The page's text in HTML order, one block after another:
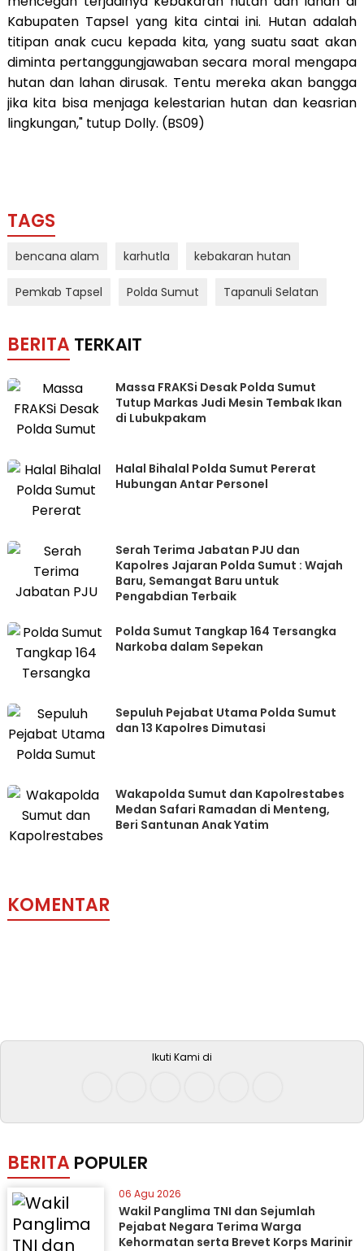
Kabupaten Tapsel yang kita cintai ini. Hutan adalah
titipan anak cucu kepada kita, yang suatu saat akan
diminta pertanggungjawaban secara moral mengapa
hutan dan lahan dirusak. Tentu mereka akan bangga
jika kita bisa menjaga kelestarian hutan dan keasrian
lingkungan," tutup Dolly. (BS09)
TAGS
bencana alam karhutla kebakaran hutan
Pemkab Tapsel Polda Sumut Tapanuli Selatan
BERITA TERKAIT
Massa FRAKSi Desak Polda Sumut
Tutup Markas Judi Mesin Tembak Ikan
di Lubukpakam
Halal Bihalal Polda Sumut Pererat
Hubungan Antar Personel
Serah Terima Jabatan PJU dan
Kapolres Jajaran Polda Sumut : Wajah
Baru, Semangat Baru untuk
Pengabdian Terbaik
Polda Sumut Tangkap 164 Tersangka
Narkoba dalam Sepekan
Sepuluh Pejabat Utama Polda Sumut
dan 13 Kapolres Dimutasi
Wakapolda Sumut dan Kapolrestabes
Medan Safari Ramadan di Menteng,
Beri Santunan Anak Yatim
KOMENTAR
Ikuti Kami di
BERITA POPULER
06 Agu 2026
Wakil Panglima TNI dan Sejumlah
Pejabat Negara Terima Warga
Kehormatan serta Brevet Korps Marinir